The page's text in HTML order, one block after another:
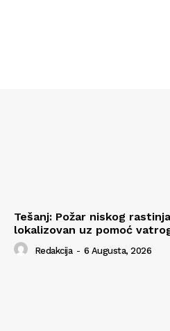
Tešanj: Požar niskog
lokalizovan uz pomoć
Redakcija - 6 Augusta, 2026